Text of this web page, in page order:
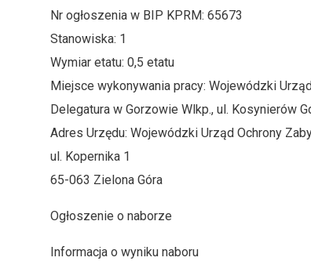
Nr ogłoszenia w BIP KPRM: 65673
Stanowiska: 1
Wymiar etatu: 0,5 etatu
Miejsce wykonywania pracy: Wojewódzki
Delegatura w Gorzowie Wlkp., ul. Kosynierów
Adres Urzędu: Wojewódzki Urząd Ochrony
ul. Kopernika 1
65-063 Zielona Góra
Ogłoszenie o naborze
Informacja o wyniku naboru